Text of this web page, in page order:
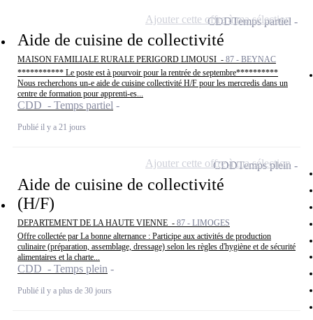
Aide de cuisine de collectivité
MAISON FAMILIALE RURALE PERIGORD LIMOUSI - 87 - BEYNAC
*********** Le poste est à pourvoir pour la rentrée de septembre**********
Nous recherchons un-e aide de cuisine collectivité H/F pour les mercredis dans un
centre de formation pour apprenti-es...
CDD - Temps partiel
Publié il y a 21 jours
CDDTemps partiel
Ajouter cette offre à ma sélection
Aide de cuisine de collectivité
(H/F)
DEPARTEMENT DE LA HAUTE VIENNE - 87 - LIMOGES
Offre collectée par La bonne alternance : Participe aux activités de production
culinaire (préparation, assemblage, dressage) selon les règles d'hygiène et de sécurité
alimentaires et la charte...
CDD - Temps plein
Publié il y a plus de 30 jours
CDDTemps plein
Ajouter cette offre à ma sélection